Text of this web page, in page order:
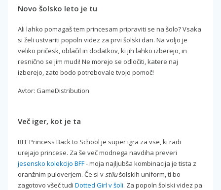
Novo šolsko leto je tu
Ali lahko pomagaš tem princesam pripraviti se na šolo? Vsaka
si želi ustvariti popoln videz za prvi šolski dan. Na voljo je
veliko pričesk, oblačil in dodatkov, ki jih lahko izberejo, in
resnično se jim mudi! Ne morejo se odločiti, katere naj
izberejo, zato bodo potrebovale tvojo pomoč!
Avtor: GameDistribution
Več iger, kot je ta
BFF Princess Back to School je super igra za vse, ki radi
urejajo princese. Za še več modnega navdiha preveri
jesensko kolekcijo BFF- moja najljubša kombinacija je tista z
oranžnim puloverjem. Če si vstilušolskih uniform, ti bo
zagotovo všeč tudi Dotted Girl v šoli. Za popoln šolski videz pa